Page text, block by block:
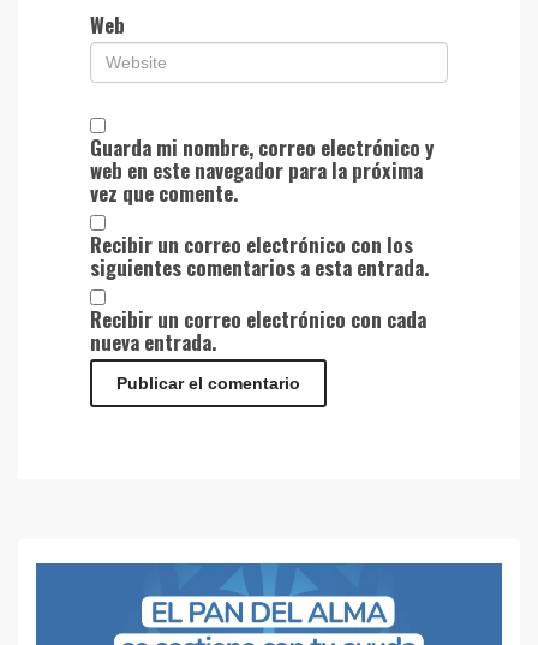
Web
Guarda mi nombre, correo electrónico y
web en este navegador para la próxima
vez que comente.
Recibir un correo electrónico con los
siguientes comentarios a esta entrada.
Recibir un correo electrónico con cada
nueva entrada.